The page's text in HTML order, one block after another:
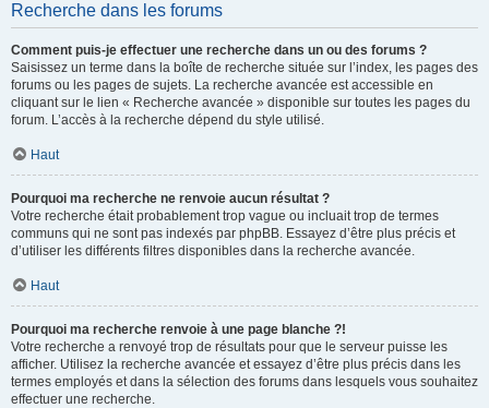
Recherche dans les forums
Comment puis-je effectuer une recherche dans un ou des forums ?
Saisissez un terme dans la boîte de recherche située sur l’index, les pages des
forums ou les pages de sujets. La recherche avancée est accessible en
cliquant sur le lien « Recherche avancée » disponible sur toutes les pages du
forum. L’accès à la recherche dépend du style utilisé.
Haut
Pourquoi ma recherche ne renvoie aucun résultat ?
Votre recherche était probablement trop vague ou incluait trop de termes
communs qui ne sont pas indexés par phpBB. Essayez d’être plus précis et
d’utiliser les différents filtres disponibles dans la recherche avancée.
Haut
Pourquoi ma recherche renvoie à une page blanche ?!
Votre recherche a renvoyé trop de résultats pour que le serveur puisse les
afficher. Utilisez la recherche avancée et essayez d’être plus précis dans les
termes employés et dans la sélection des forums dans lesquels vous souhaitez
effectuer une recherche.